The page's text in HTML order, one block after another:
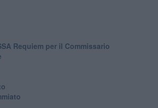
Requiem per il Commissario